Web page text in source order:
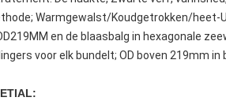
Warmgewalst/Koudgetrokken/heet-
en de blaasbalg in hexagonale
voor elk bundelt; OD boven 219mm